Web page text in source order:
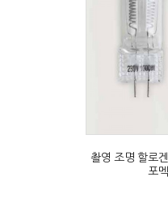
촬영 조명 할로
포